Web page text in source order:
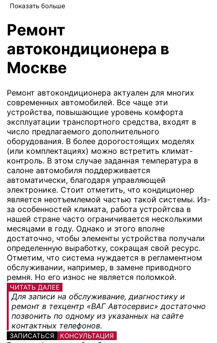
Показать больше
Ремонт
автокондиционера в
Москве
Ремонт автокондиционера актуален для многих
современных автомобилей. Все чаще эти
устройства, повышающие уровень комфорта
эксплуатации транспортного средства, входят в
число предлагаемого дополнительного
оборудования. В более дорогостоящих моделях
(или комплектациях) можно встретить климат-
контроль. В этом случае заданная температура в
салоне автомобиля поддерживается
автоматически, благодаря управляющей
электронике. Стоит отметить, что кондиционер
является неотъемлемой частью такой системы. Из-
за особенностей климата, работа устройтсва в
нашей стране часто ограничивается несколькими
месяцами в году. Однако и этого вполне
достаточно, чтобы элементы устройства получали
определенную выработку, сокращая свой ресурс.
Отметим, что система нуждается в регламентном
обслуживании, например, в замене приводного
ремня. Но его износ не является поломкой.
ЧИТАТЬ ДАЛЕЕ
Для записи на обслуживание, диагностику и
ремонт в техцентр «ВАГ Автосервис» достаточно
позвонить по одному из указанных на сайте
контактных телефонов.
ЗАПИСАТЬСЯ КОНСУЛЬТАЦИЯ